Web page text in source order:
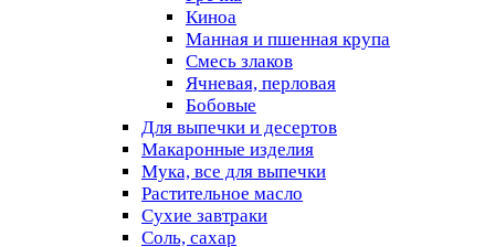
Киноа
Манная и пшенная крупа
Смесь злаков
Ячневая, перловая
Бобовые
Для выпечки и десертов
Макаронные изделия
Мука, все для выпечки
Растительное масло
Сухие завтраки
Соль, сахар